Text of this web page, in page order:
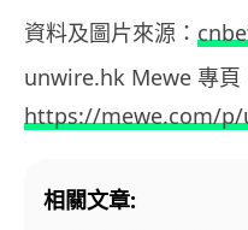
資料及圖片來源：
unwire.hk Mewe 專頁
https://mewe.com/
相關文章: